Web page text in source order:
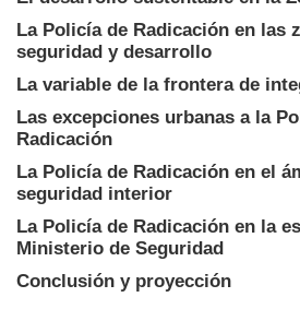
La Policía de Radicación en las
seguridad y desarrollo
La variable de la frontera de
Las excepciones urbanas a la
Radicación
La Policía de Radicación en el
seguridad interior
La Policía de Radicación en la
Ministerio de Seguridad
Conclusión y proyección